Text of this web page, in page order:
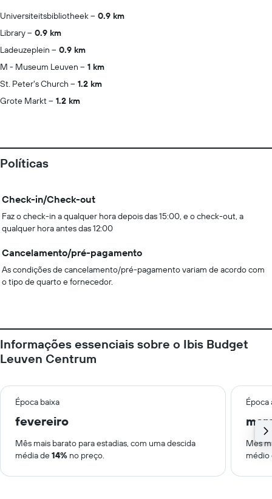
Universiteitsbibliotheek
0.9 km
Library
0.9 km
Ladeuzeplein
0.9 km
M - Museum Leuven
1 km
St. Peter's Church
1.2 km
Grote Markt
1.2 km
Políticas
Check-in/Check-out
Faz o check-in a qualquer hora depois das 15:00, e o check-out, a
qualquer hora antes das 12:00
Cancelamento/pré-pagamento
As condições de cancelamento/pré-pagamento variam de acordo com
o tipo de quarto e fornecedor.
Informações essenciais sobre o Ibis Budget
Leuven Centrum
Época baixa Época
fevereiro
Mês mais barato para estadias, com uma descida
média de14% no preço.
Mês